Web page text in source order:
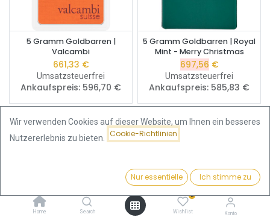
Neu eingetroffen
Home Search
0
Wishlist Konto
5 Gramm Goldbarren |
Valcambi
661,33 €
Umsatzsteuerfrei
Ankaufspreis: 596,70 €
5 Gramm Goldbarren | Royal
Mint - Merry Christmas
697,56 €
Umsatzsteuerfrei
Ankaufspreis: 585,83 €
Geschenkidee
Wir verwenden Cookies auf dieser Website, um Ihnen ein besseres
Nutzererlebnis zu bieten.
Cookie-Richtlinien
Nur essentielle Ich stimme zu